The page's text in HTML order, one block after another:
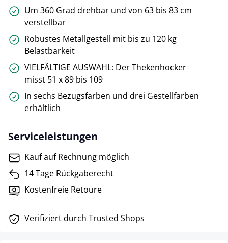
Um 360 Grad drehbar und von 63 bis 83 cm
verstellbar
Robustes Metallgestell mit bis zu 120 kg
Belastbarkeit
VIELFÄLTIGE AUSWAHL: Der Thekenhocker
misst 51 x 89 bis 109
In sechs Bezugsfarben und drei Gestellfarben
erhältlich
Serviceleistungen
Kauf auf Rechnung möglich
14 Tage Rückgaberecht
Kostenfreie Retoure
Verifiziert durch Trusted Shops